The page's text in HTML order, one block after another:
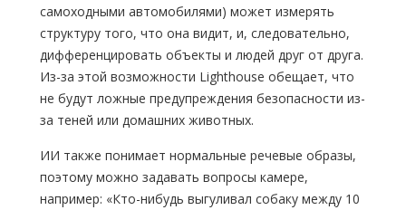
самоходными автомобилями) может измерять
структуру того, что она видит, и, следовательно,
дифференцировать объекты и людей друг от друга.
Из-за этой возможности Lighthouse обещает, что
не будут ложные предупреждения безопасности из-
за теней или домашних животных.
ИИ также понимает нормальные речевые образы,
поэтому можно задавать вопросы камере,
например: «Кто-нибудь выгуливал собаку между 10